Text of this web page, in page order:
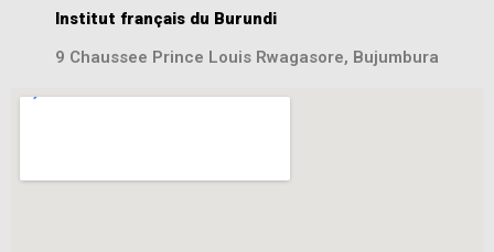
Institut français du Burundi
9 Chaussee Prince Louis Rwagasore, Bujumbura